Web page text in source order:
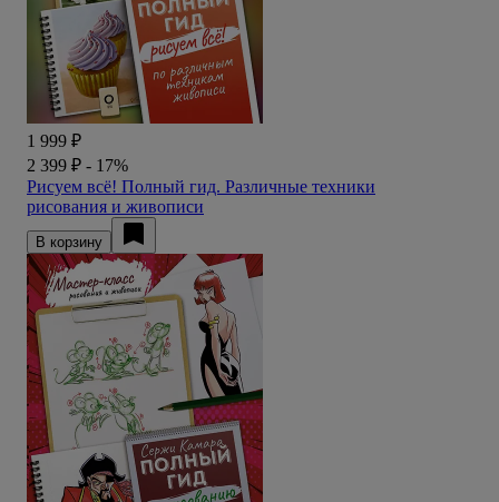
1 999 ₽
2 399 ₽ - 17%
Рисуем всё! Полный гид. Различные техники
рисования и живописи
В корзину